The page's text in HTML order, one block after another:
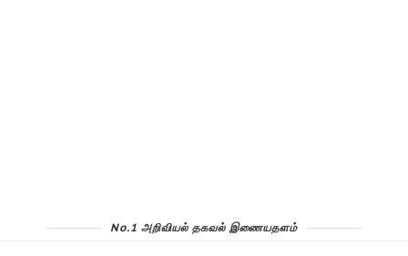
No.1 அறிவியல் தகவல் இணையதளம்